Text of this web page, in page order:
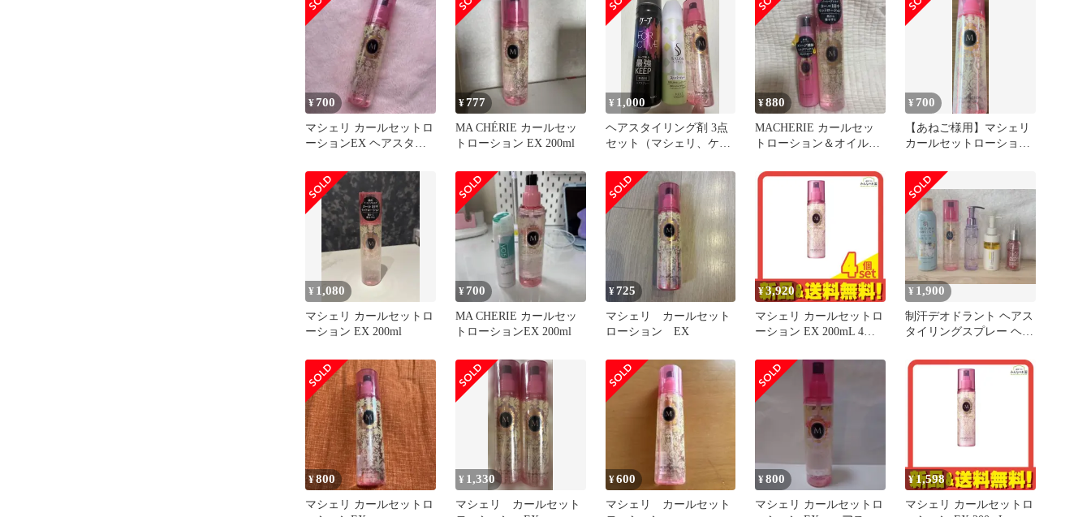
¥700
マシェリ カールセットロ
ーションEX ヘアスタイ
¥777
MA CHÉRIE カールセッ
トローション EX 200ml
¥ 1,000
ヘアスタイリング剤 3点
セット（マシェリ、ケー
¥880
MACHERIE カールセッ
トローション＆オイルイ
¥ 700
【あねご様用】マシェリ
カールセットローション
¥ 1,080
マシェリ カールセットロ
ーション EX 200ml
¥700
MA CHERIE カールセッ
トローションEX 200ml
¥725
マシェリ カールセット
ローション EX
¥3,920
マシェリ カールセットロ
ーション EX 200mL 4個
¥ 1,900
制汗デオドラント ヘアス
タイリングスプレー ヘア
め売り
¥800
マシェリ カールセットロ
¥ 1,330
マシェリ カールセット
¥600
マシェリ カールセット
¥800
マシェリ カールセットロ
¥1,598
マシェリ カールセットロ